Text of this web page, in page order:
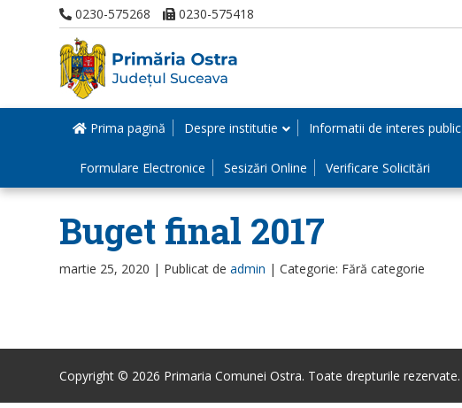
0230-575268 0230-575418
Prima pagină Despre institutie Informatii de interes public
Formulare Electronice Sesizări Online Verificare Solicitări
Buget final 2017
martie 25, 2020 | Publicat de admin | Categorie: Fără categorie
Copyright © 2026 Primaria Comunei Ostra. Toate drepturile rezervate.